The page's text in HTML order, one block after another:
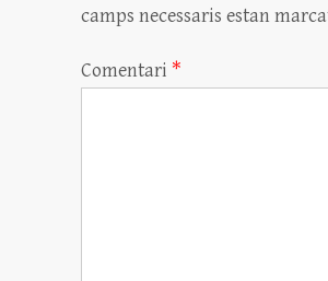
camps necessaris estan
Comentari *